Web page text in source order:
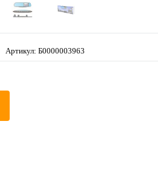
Артикул: Б0000003963